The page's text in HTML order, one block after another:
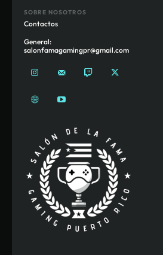
SOBRE NOSOTROS
Contactos
General:
salonfamagamingpr@gmail.com